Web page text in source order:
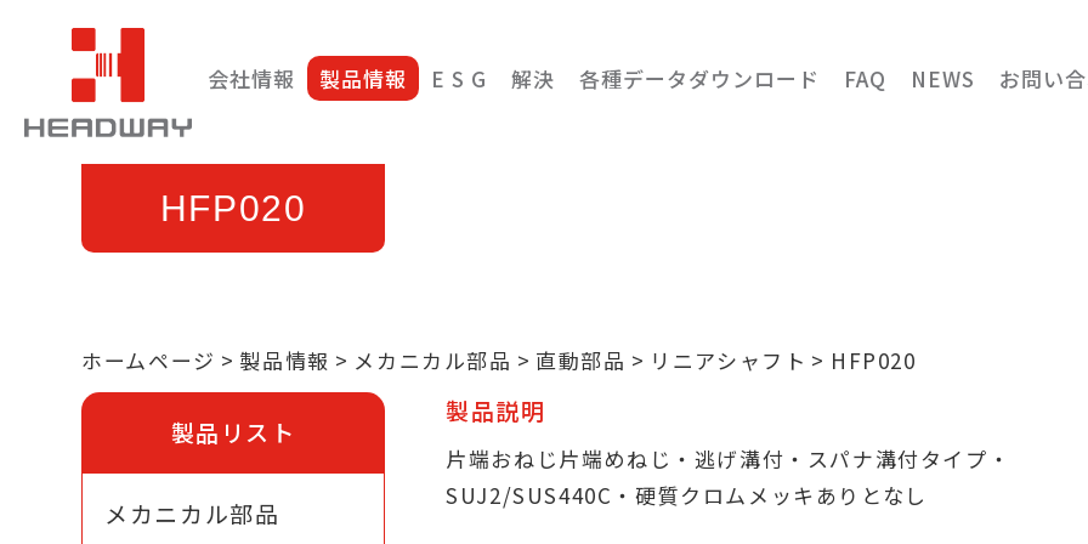
会社情報 製品情報 E S G 解決 各種データダウンロード FAQ NEWS お問い
HFP020
ホームページ 製品情報 メカニカル部品 直動部品 リニアシャフト HFP020
製品リスト
メカニカル部品
製品説明
片端おねじ片端めねじ・逃げ溝付・スパナ溝付タイプ・
SUJ2/SUS440C・硬質クロムメッキありとなし